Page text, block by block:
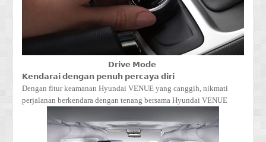
𝗗𝗿𝗶𝘃𝗲 𝗠𝗼𝗱𝗲
𝗞𝗲𝗻𝗱𝗮𝗿𝗮𝗶 𝗱𝗲𝗻𝗴𝗮𝗻 𝗽𝗲𝗻𝘂𝗵 𝗽𝗲𝗿𝗰𝗮𝘆𝗮 𝗱𝗶𝗿𝗶
Dengan fitur keamanan Hyundai VENUE yang canggih, nikmati
perjalanan berkendara dengan tenang bersama Hyundai VENUE